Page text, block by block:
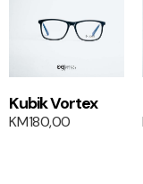
1+1
Kubik Vortex
KM180,00